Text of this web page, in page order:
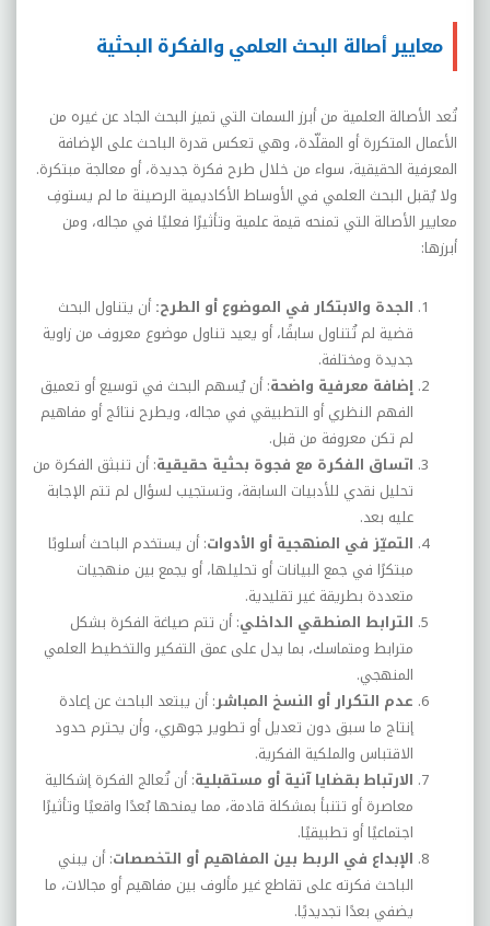
معايير أصالة البحث العلمي والفكرة البحثية
تُعد الأصالة العلمية من أبرز السمات التي تميز البحث الجاد عن غيره من
الأعمال المتكررة أو المقلّدة، وهي تعكس قدرة الباحث على الإضافة
المعرفية الحقيقية، سواء من خلال طرح فكرة جديدة، أو معالجة مبتكرة.
ولا يُقبل البحث العلمي في الأوساط الأكاديمية الرصينة ما لم يستوفِ
معايير الأصالة التي تمنحه قيمة علمية وتأثيرًا فعليًا في مجاله، ومن
أبرزها:
الجدة والابتكار في الموضوع أو الطرح:أن يتناول البحث
قضية لم تُتناول سابقًا، أو يعيد تناول موضوع معروف من زاوية
جديدة ومختلفة.
إضافة معرفية واضحة: أن يُسهم البحث في توسيع أو تعميق
الفهم النظري أو التطبيقي في مجاله، ويطرح نتائج أو مفاهيم
لم تكن معروفة من قبل.
اتساق الفكرة مع فجوة بحثية حقيقية: أن تنبثق الفكرة من
تحليل نقدي للأدبيات السابقة، وتستجيب لسؤال لم تتم الإجابة
عليه بعد.
التميّز في المنهجية أو الأدوات: أن يستخدم الباحث أسلوبًا
مبتكرًا في جمع البيانات أو تحليلها، أو يجمع بين منهجيات
متعددة بطريقة غير تقليدية.
الترابط المنطقي الداخلي: أن تتم صياغة الفكرة بشكل
مترابط ومتماسك، بما يدل على عمق التفكير والتخطيط العلمي
المنهجي.
عدم التكرار أو النسخ المباشر: أن يبتعد الباحث عن إعادة
إنتاج ما سبق دون تعديل أو تطوير جوهري، وأن يحترم حدود
الاقتباس والملكية الفكرية.
الارتباط بقضايا آنية أو مستقبلية: أن تُعالج الفكرة إشكالية
معاصرة أو تتنبأ بمشكلة قادمة، مما يمنحها بُعدًا واقعيًا وتأثيرًا
اجتماعيًا أو تطبيقيًا.
الإبداع في الربط بين المفاهيم أو التخصصات: أن يبني
الباحث فكرته على تقاطع غير مألوف بين مفاهيم أو مجالات، ما
يضفي بعدًا تجديديًا.